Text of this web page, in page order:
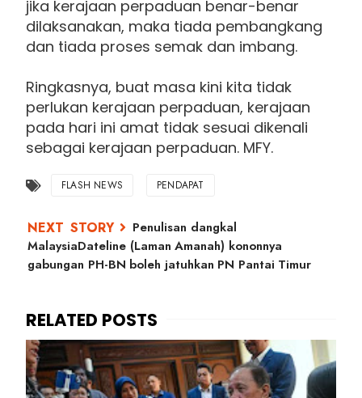
jika kerajaan perpaduan benar-benar
dilaksanakan, maka tiada pembangkang
dan tiada proses semak dan imbang.
Ringkasnya, buat masa kini kita tidak
perlukan kerajaan perpaduan, kerajaan
pada hari ini amat tidak sesuai dikenali
sebagai kerajaan perpaduan. MFY.
FLASH NEWS PENDAPAT
Penulisan dangkal
MalaysiaDateline (Laman Amanah) kononnya
gabungan PH-BN boleh jatuhkan PN Pantai Timur